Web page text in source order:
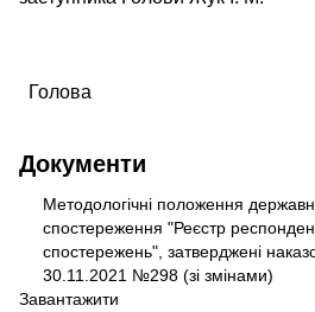
Головa
Документи
Документ
Методологічні положення
спостереження "Реєстр
спостережень", затверджені
30.11.2021 №298 (зі змінами)
Завантажити